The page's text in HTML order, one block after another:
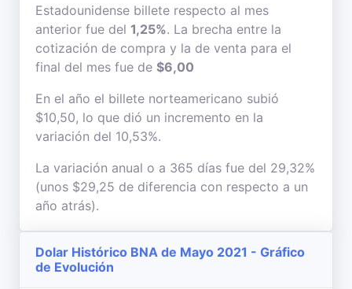
Estadounidense billete respecto al mes
anterior fue del 1,25%. La brecha entre la
cotización de compra y la de venta para el
final del mes fue de $6,00
En el año el billete norteamericano subió
$10,50, lo que dió un incremento en la
variación del 10,53%.
La variación anual o a 365 días fue del 29,32%
(unos $29,25 de diferencia con respecto a un
año atrás).
Dolar Histórico BNA de Mayo 2021 - Gráfico
de Evolución